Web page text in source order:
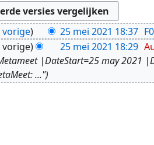
vorige 25 mei 2021 18:37
vorige 25 mei 2021 18:29
|DateStart=25 may 2021
..."